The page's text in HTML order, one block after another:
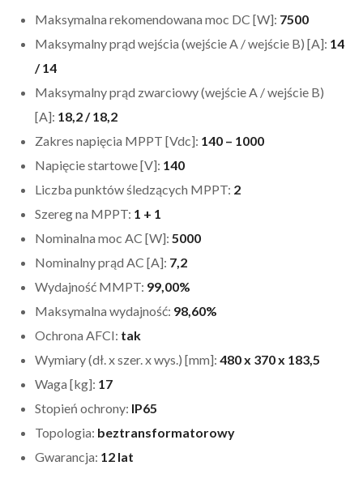
Maksymalna rekomendowana moc DC [W]: 7500
Maksymalny prąd wejścia (wejście A / wejście B) [A]: 14
/ 14
Maksymalny prąd zwarciowy (wejście A / wejście B)
[A]: 18,2 / 18,2
Zakres napięcia MPPT [Vdc]: 140 – 1000
Napięcie startowe [V]: 140
Liczba punktów śledzących MPPT: 2
Szereg na MPPT: 1 + 1
Nominalna moc AC [W]: 5000
Nominalny prąd AC [A]: 7,2
Wydajność MMPT: 99,00%
Maksymalna wydajność: 98,60%
Ochrona AFCI: tak
Wymiary (dł. x szer. x wys.) [mm]:480 x 370 x 183,5
Waga [kg]: 17
Stopień ochrony: IP65
Topologia: beztransformatorowy
Gwarancja: 12 lat